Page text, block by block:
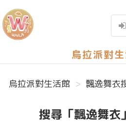
烏拉派對生活館
烏拉派對生活館 飄逸舞衣
搜尋「飄逸舞衣